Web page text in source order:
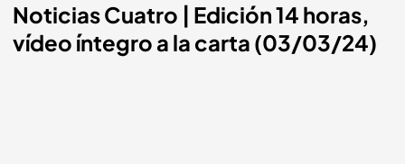
Noticias Cuatro | Edición 14 horas,
vídeo íntegro a la carta (03/03/24)